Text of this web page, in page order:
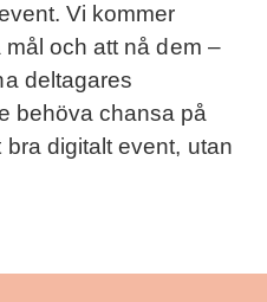
Vi kommer
och att nå dem –
deltagares
behöva chansa på
digitalt event, utan